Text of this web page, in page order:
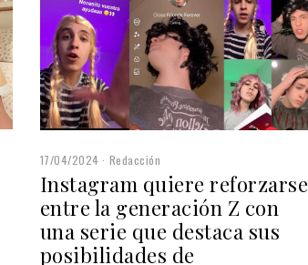
17/04/2024 Redacción
Instagram quiere reforzarse
entre la generación Z con
una serie que destaca sus
posibilidades de